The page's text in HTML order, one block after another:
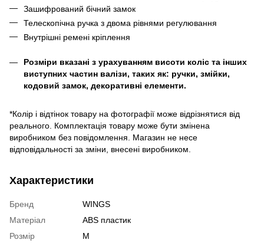
Зашифрований бічний замок
Телескопічна ручка з двома рівнями регулювання
Внутрішні ремені кріплення
Розміри вказані з урахуванням висоти коліс та інших
виступних частин валізи, таких як: ручки, змійки,
кодовий замок, декоративні елементи.
*Колір і відтінок товару на фотографії може відрізнятися від
реального. Комплектація товару може бути змінена
виробником без повідомлення. Магазин не несе
відповідальності за зміни, внесені виробником.
Характеристики
Бренд
WINGS
Матеріал
ABS пластик
Розмір
M